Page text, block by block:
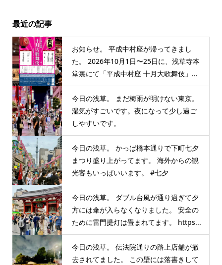
最近の記事
お知らせ。 平成中村座が帰ってきまし
た。 2026年10月1日〜25日に、浅草寺本
堂裏にて「平成中村座 十月大歌舞伎」...
今日の浅草。 まだ梅雨が明けない東京。
湿気がすごいです。夜になって少し過ご
しやすいです。
今日の浅草。 かっぱ橋本通りで下町七夕
まつり盛り上がってます。 海外からの観
光客もいっぱいいます。 #七夕
今日の浅草。 ダブル台風が通り過ぎて夕
方には傘が入らなくなりました。 安全の
ために雷門提灯は畳まれてます。 https...
今日の浅草。 伝法院通りの路上店舗が撤
去されてました。 この壁には落書きして